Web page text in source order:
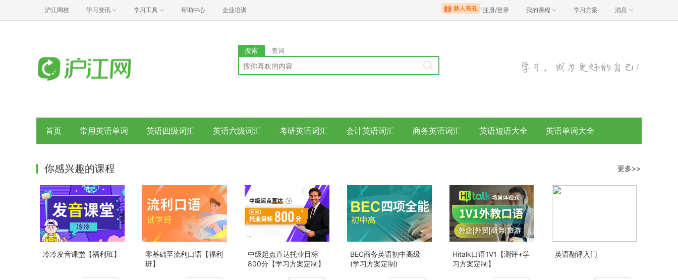
沪江网校 学习资讯 学习工具 帮助中心 企业培训 注册/登录 我的课程 学习方案 消息
搜索 查词
首页 常用英语单词 英语四级词汇 英语六级词汇 考研英语词汇 会计英语词汇 商务英语词汇 英语短语大全 英语单词大全
你感兴趣的课程 更多>>
冷冷发音课堂【福利班】
零基础至流利口语【福利
班】
中级起点直达托业目标
800分【学习方案定制】
BEC商务英语初中高级
(学习方案定制)
Hitalk口语1V1【测评+学
习方案定制】
英语翻译入门